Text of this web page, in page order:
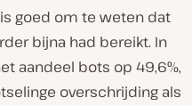
goed om te weten dat
bijna had bereikt. In
aandeel bots op 49,6%,
overschrijding als